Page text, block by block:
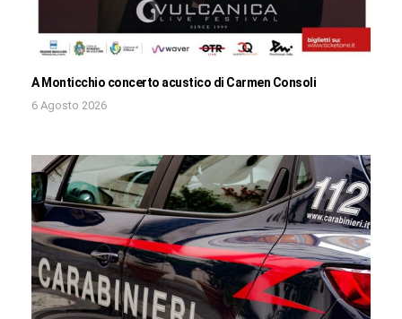
A Monticchio concerto acustico di Carmen Consoli
6 Agosto 2026